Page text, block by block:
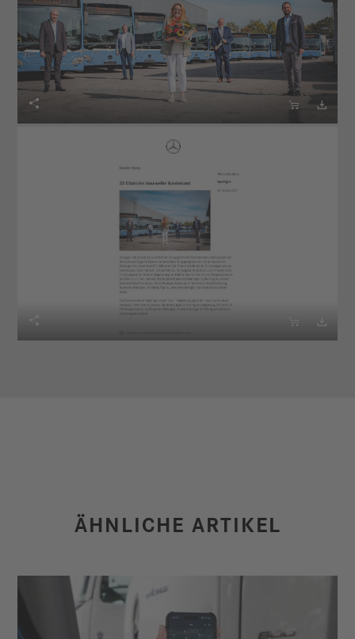
  
  
ÄHNLICHE ARTIKEL